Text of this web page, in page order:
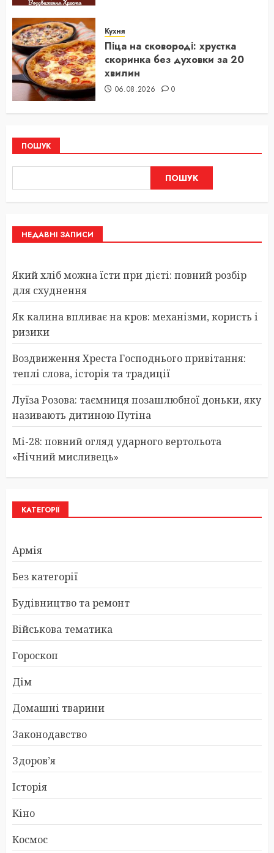
Кухня
Піца на сковороді: хрустка
скоринка без духовки за 20
хвилин
06.08.2026 0
ПОШУК
ПОШУК
НЕДАВНІ ЗАПИСИ
Який хліб можна їсти при дієті: повний розбір
для схуднення
Як калина впливає на кров: механізми, користь і
ризики
Воздвиження Хреста Господнього привітання:
теплі слова, історія та традиції
Луїза Розова: таємниця позашлюбної доньки, яку
називають дитиною Путіна
Мі-28: повний огляд ударного вертольота
«Нічний мисливець»
КАТЕГОРІЇ
Армія
Без категорії
Будівництво та ремонт
Військова тематика
Гороскоп
Дім
Домашні тварини
Законодавство
Здоров’я
Історія
Кіно
Космос